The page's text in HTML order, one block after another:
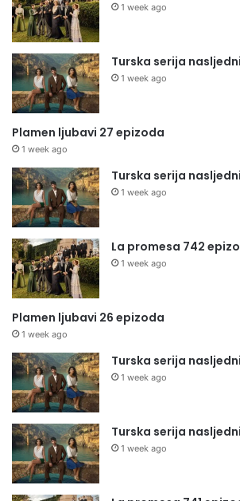
1 week ago
Turska serija
1 week ago
Plamen ljubavi 27 epizoda
1 week ago
Turska serija
1 week ago
La promesa 742
1 week ago
Plamen ljubavi 26 epizoda
1 week ago
Turska serija
1 week ago
Turska serija
1 week ago